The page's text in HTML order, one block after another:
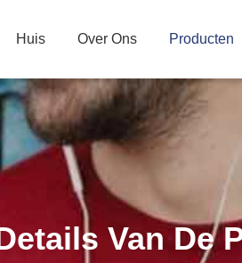
Huis Over Ons Producten
Van De